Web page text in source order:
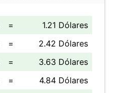
=
1.21 Dólares
=
2.42 Dólares
=
3.63 Dólares
=
4.84 Dólares